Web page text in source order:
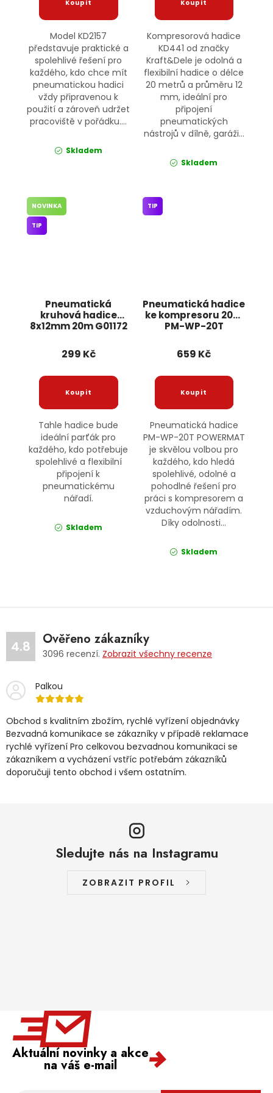
Model KD2157
představuje praktické a
spolehlivé řešení pro
každého, kdo chce mít
pneumatickou hadici
vždy připravenou k
použití a zároveň udržet
pracoviště v pořádku....
Skladem
Kompresorová hadice
KD441 od značky
Kraft&Dele je odolná a
flexibilní hadice o délce
20 metrů a průměru 12
mm, ideální pro
připojení
pneumatických
nástrojů v dílně, garáži...
Skladem
Pneumatická
kruhová hadice
8x12mm 20m G01172
NOVINKA
TIP
299 Kč
Tahle hadice bude
ideální parťák pro
každého, kdo potřebuje
spolehlivé a flexibilní
připojení k
pneumatickému
nářadí.
Skladem
Pneumatická hadice
ke kompresoru 20m
PM-WP-20T
TIP
659 Kč
Pneumatická hadice
PM-WP-20T POWERMAT
je skvělou volbou pro
každého, kdo hledá
spolehlivé, odolné a
pohodlné řešení pro
práci s kompresorem a
vzduchovým nářadím.
Díky odolnosti...
Skladem
4.8 Ověřeno zákazníky
3096 recenzí. Zobrazit všechny recenze
Palkou
Obchod s kvalitním zbožím, rychlé vyřízení objednávky
Bezvadná komunikace se zákazníky v případě reklamace
rychlé vyřízení Pro celkovou bezvadnou komunikaci se
zákazníkem a vycházení vstříc potřebám zákazníků
doporučuji tento obchod i všem ostatním.
Sledujte nás na Instagramu
ZOBRAZIT PROFIL
Aktuální novinky a akce
na váš e-mail